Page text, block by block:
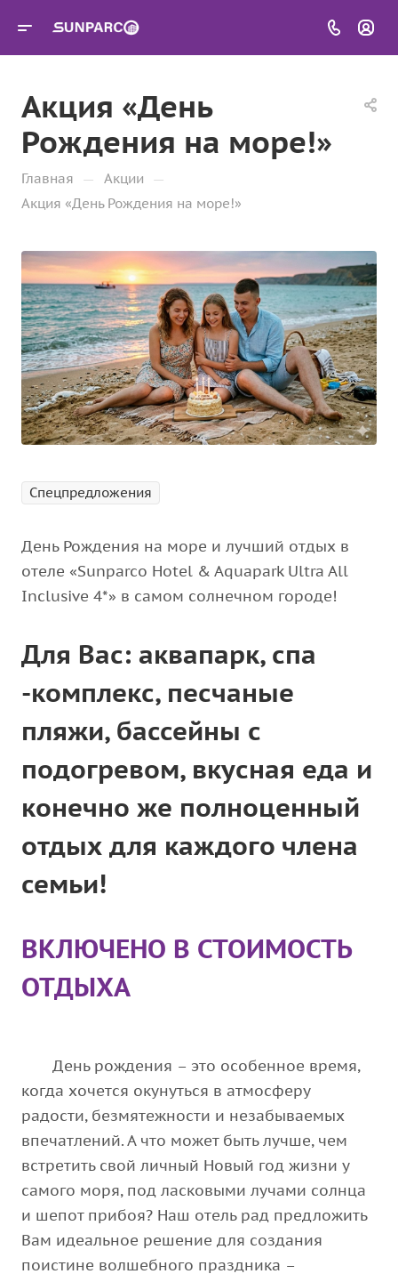
Акция «День
Рождения на море!»
Главная — Акции —
Акция «День Рождения на море!»
Спецпредложения
День Рождения на море и лучший отдых в
отеле «Sunparco Hotel & Aquapark Ultra All
Inclusive 4*» в самом солнечном городе!
Для Вас: аквапарк, спа
-комплекс, песчаные
пляжи, бассейны с
подогревом, вкусная еда и
конечно же полноценный
отдых для каждого члена
семьи!
ВКЛЮЧЕНО В СТОИМОСТЬ
ОТДЫХА
День рождения – это особенное время,
когда хочется окунуться в атмосферу
радости, безмятежности и незабываемых
впечатлений. А что может быть лучше, чем
встретить свой личный Новый год жизни у
самого моря, под ласковыми лучами солнца
и шепот прибоя? Наш отель рад предложить
Вам идеальное решение для создания
поистине волшебного праздника –